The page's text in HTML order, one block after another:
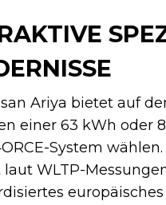
Ariya bietet auf
einer 63 kWh oder
System
WLTP-